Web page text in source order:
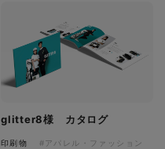
glitter8様 カタログ
印刷物
#アパレル・ファッション